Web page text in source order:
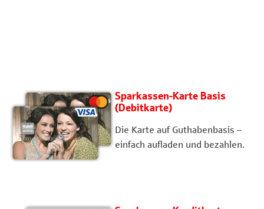
Sparkassen-Karte Basis
(Debitkarte)
Die Karte auf Guthabenbasis –
einfach aufladen und bezahlen.